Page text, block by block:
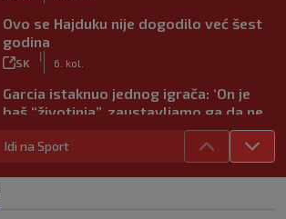
Ovo se Hajduku nije dogodilo već šest
godina
SK
|
6. kol.
Garcia istaknuo jednog igrača: ‘On je
baš “životinja”, zaustavljamo ga da ne
SK
|
6. kol.
Junak riječke pobjede priznao: ‘Nisam
Idi na Sport